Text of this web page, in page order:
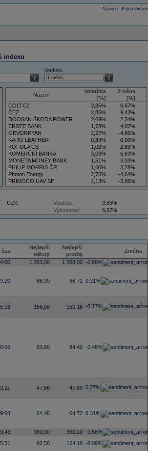
Výpočet: Patria Online
indexu
select
Období:
select
Název
Volatilita
[%]
Změna
[%]
COLTCZ
3,85%
6,67%
ČEZ
2,85%
9,43%
DOOSAN ŠKODA POWER
2,69%
2,54%
ERSTE BANK
1,78%
4,07%
GEVORKYAN
2,27%
-4,86%
KARO LEATHER
0,89%
0,00%
KOFOLA ČS
1,02%
2,83%
KOMERČNÍ BANKA
3,03%
6,63%
MONETA MONEY BANK
1,51%
3,03%
PHILIP MORRIS ČR
1,60%
3,78%
Photon Energy
2,76%
-4,64%
PRIMOCO UAV SE
2,13%
-3,95%
VIG
3,50%
5,88%
CZK Volatilita:
3,85%
Výkonnost:
6,67%
čas
Nejlepší
nákup
Nejlepší
prodej
Změna
1 353,00 1 358,00 -0,80%
88,30 88,71 0,31%
156,08 159,16 -0,17%
83,60 84,40 -0,48%
47,56 47,60 0,27%
64,46 64,72 0,31%
360,00 360,20 -0,66%
92,50 124,18 -0,09%